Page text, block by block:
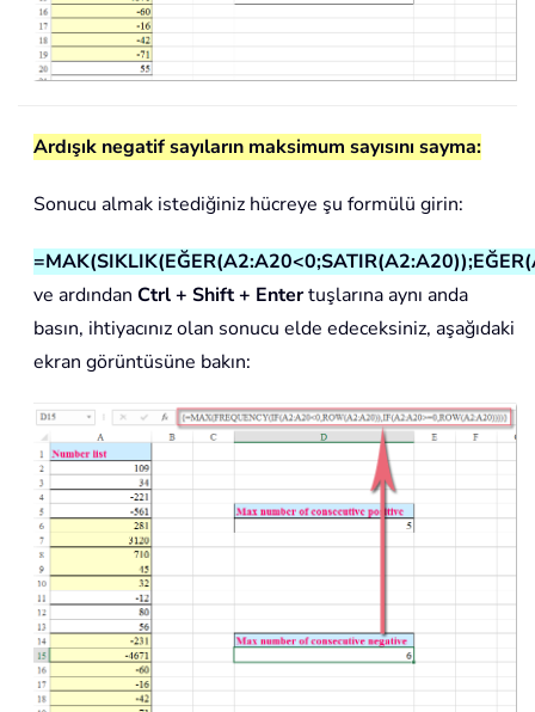
Ardışık negatif sayıların maksimum sayısını sayma:
Sonucu almak istediğiniz hücreye şu formülü girin:
ve ardından Ctrl + Shift + Entertuşlarına aynı anda
basın, ihtiyacınız olan sonucu elde edeceksiniz, aşağıdaki
ekran görüntüsüne bakın: